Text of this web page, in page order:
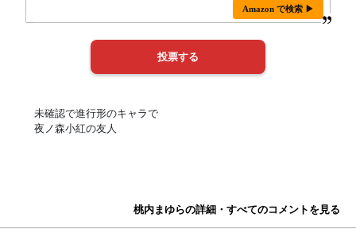
Amazon で検索 ▶
未確認で進行形のキャラで
夜ノ森小紅の友人
桃内まゆらの詳細・すべてのコメントを見る